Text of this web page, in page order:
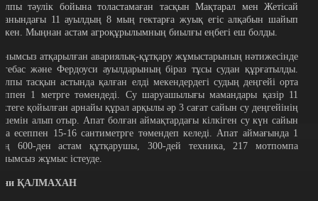
тәулік бойына толастамаған тасқын Мақтарал мен Жетісай
11 ауылдың 8 мың гектарға жуық егіс алқабын шайып
Мыңнан астам агроқұрылымның биылғы еңбегі еш болды.
атқарылған авариялық-құтқару жұмыстарының нәтижесінде
және Фердоуси ауылдарының біраз тұсы судан құрғатылды.
тасқын астында қалған елді мекендердегі судың деңгейі орта
1 метрге төмендеді. Су шаруашылығы мамандары қазір 11
қойылған арнайы құрал арқылы әр 3 сағат сайын су деңгейінің
алып отыр. Апат болған аймақтардағы кілкіген су күн сайын
есеппен 15-16 сантиметрге төмендеп келеді. Апат аймағында 1
600-ден астам құтқарушы, 300-дей техника, 217 мотпомпа
жұмыс істеуде.
ҚАЛМАХАН